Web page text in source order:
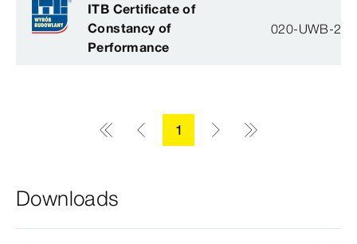
ITB Certificate of
Constancy of
Performance
020-UWB-
1
Downloads